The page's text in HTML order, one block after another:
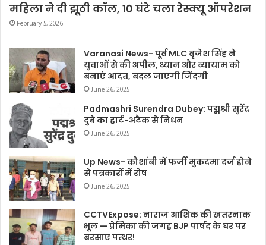
महिला ने दी झूठी कॉल, 10 घंटे चला रेस्क्यू ऑपरेशन
February 5, 2026
Varanasi News- पूर्व MLC बृजेश सिंह ने
युवाओं से की अपील, ध्यान और व्यायाम को
बनाएं आदत, बदल जाएगी जिंदगी
June 26, 2025
Padmashri Surendra Dubey: पद्मश्री सुरेंद्र
दुबे का हार्ट-अटैक से निधन
June 26, 2025
Up News- कौशांबी में फर्जी मुकदमा दर्ज होने
से पत्रकारों में रोष
June 26, 2025
CCTVExpose: नाराज आशिक की खतरनाक
भूल — प्रेमिका की जगह BJP पार्षद के घर पर
बरसाए पत्थर!